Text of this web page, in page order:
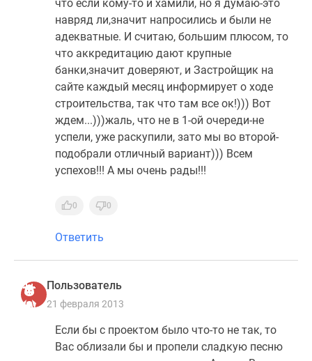
что если кому-то и хамили, но я думаю-это
навряд ли,значит напросились и были не
адекватные. И считаю, большим плюсом, то
что аккредитацию дают крупные
банки,значит доверяют, и Застройщик на
сайте каждый месяц информирует о ходе
строительства, так что там все ок!))) Вот
ждем...)))жаль, что не в 1-ой очереди-не
успели, уже раскупили, зато мы во второй-
подобрали отличный вариант))) Всем
успехов!!! А мы очень рады!!!
0 0
Ответить
Пользователь
21 февраля 2013
Если бы с проектом было что-то не так, то
Вас облизали бы и пропели сладкую песню